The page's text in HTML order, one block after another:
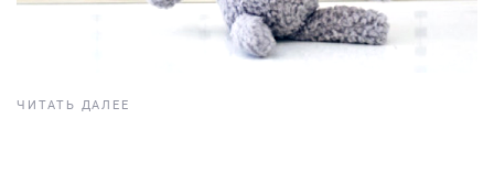
ЧИТАТЬ ДАЛЕЕ